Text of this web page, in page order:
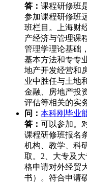
答： 课程研修班
参加课程研修班
班栏目。上海财
产经济与管理课
管理学理论基础
基本方法和专专
地产开发经营和
业中胜任与土地
金融、房地产投
评估等相关的实
问： 本科刚毕业
答： 可以参加。
课程研修班报名
机构、教学、科
取。2、大专及
格申请对外经贸
书）。符合申请